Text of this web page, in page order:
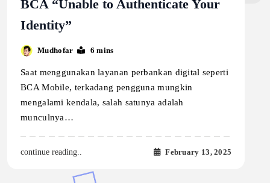
BCA “Unable to Authenticate Your
Identity”
Mudhofar 6 mins
Saat menggunakan layanan perbankan digital seperti
BCA Mobile, terkadang pengguna mungkin
mengalami kendala, salah satunya adalah
munculnya…
continue reading.. February 13, 2025